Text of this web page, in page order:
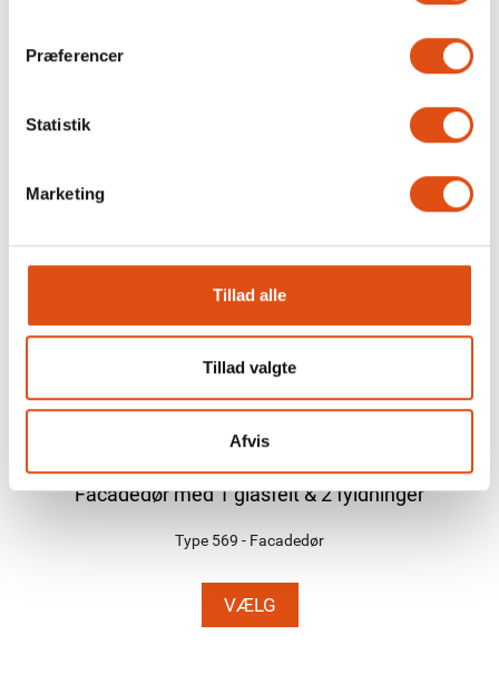
Præferencer
Statistik
Marketing
Tillad alle
Tillad valgte
Afvis
Facadedør med 1 glasfelt & 2 fyldninger
Type 569 - Facadedør
VÆLG